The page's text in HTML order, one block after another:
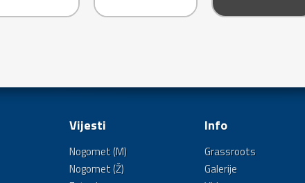
Vijesti
Nogomet (M)
Nogomet (Ž)
Info
Grassroots
Galerije